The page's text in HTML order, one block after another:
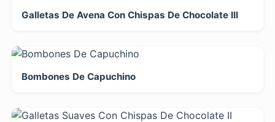
Galletas De Avena Con Chispas De Chocolate III
Bombones De Capuchino